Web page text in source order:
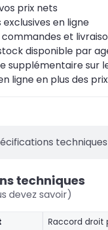
prix nets
en ligne
commandes et
disponible par
supplémentaire sur
ligne en plus des
techniques
techniques
devez savoir)
Raccord droit